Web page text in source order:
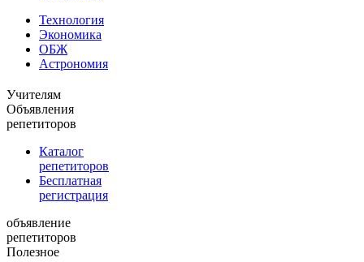
Технология
Экономика
ОБЖ
Астрономия
Учителям
Объявления
репетиторов
Каталог
репетиторов
Бесплатная
регистрация
объявление
репетиторов
Полезное